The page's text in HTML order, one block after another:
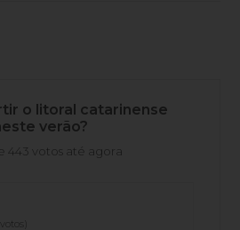
o litoral catarinense
verão?
443 votos até agora